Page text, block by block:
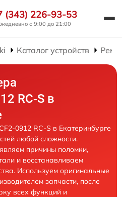
(343) 226-93-53
с 9:00 до 21:00
Каталог устройств
RC-S в
0912 RC-S в Екатеринбурге
любой сложности.
причины поломки,
и восстанавливаем
Используем оригинальные
запчасти, после
всех функций и